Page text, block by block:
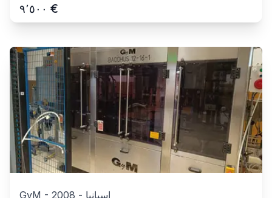
٩٬٥٠٠ €
GyM - 2008 - اسبانيا